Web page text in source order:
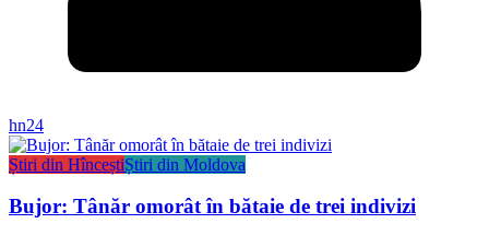
hn24
Știri din HînceștiȘtiri din Moldova
Bujor: Tânăr omorât în bătaie de trei indivizi